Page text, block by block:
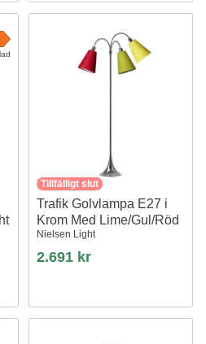
Tillfälligt slut
Trafik Golvlampa E27 i
Krom Med Lime/Gul/Röd
Nielsen Light
2.691 kr